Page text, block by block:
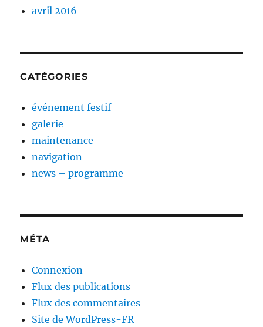
avril 2016
CATÉGORIES
événement festif
galerie
maintenance
navigation
news – programme
MÉTA
Connexion
Flux des publications
Flux des commentaires
Site de WordPress-FR